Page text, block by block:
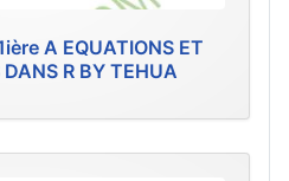
A EQUATIONS ET
R BY TEHUA